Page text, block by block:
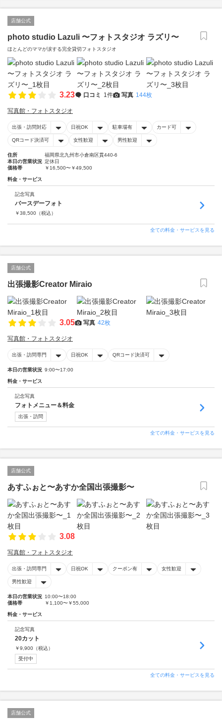
店舗公式
photo studio Lazuli 〜フォトスタジオ ラズリ〜
ほとんどのママが涙する完全貸切フォトスタジオ
3.23 口コミ 1件 写真 144枚
写真館・フォトスタジオ
出張・訪問対応 日祝OK 駐車場有 カード可
QRコード決済可 女性歓迎 男性歓迎
住所
福岡県北九州市小倉南区貫440-6
本日の営業状況 定休日
価格帯
￥16,500〜￥49,500
料金・サービス
記念写真
バースデーフォト
￥38,500 （税込）
全ての料金・サービスを見る
店舗公式
出張撮影Creator Miraio
3.05 写真 42枚
写真館・フォトスタジオ
出張・訪問専門 日祝OK QRコード決済可
本日の営業状況 9:00〜17:00
料金・サービス
記念写真
フォトメニュー＆料金
出張・訪問
全ての料金・サービスを見る
店舗公式
あすふぉと〜あすか全国出張撮影〜
3.08
写真館・フォトスタジオ
出張・訪問専門 日祝OK クーポン有 女性歓迎
男性歓迎
本日の営業状況 10:00〜18:00
価格帯
￥1,100〜￥55,000
料金・サービス
記念写真
20カット
￥9,900 （税込）
受付中
全ての料金・サービスを見る
店舗公式